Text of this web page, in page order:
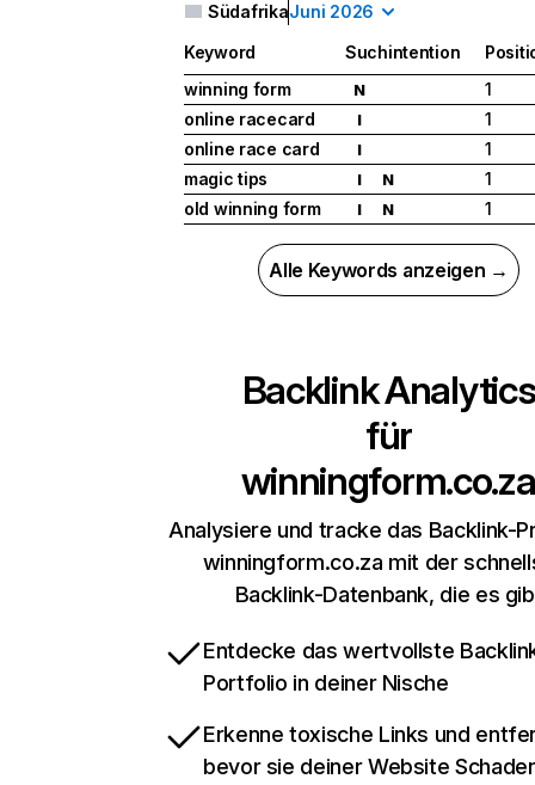
SüdafrikaJuni 2026
Keyword Suchintention
winning form
N
1
online racecard
I
1
online race card
I
1
magic tips
I N
1
old winning form
I N 1
Alle Keywords anzeigen →
Backlink Analytics
für
winningform.co.za
Analysiere und tracke das Backlink-
winningform.co.za mit der
Backlink-Datenbank, die es
Entdecke das wertvollste
Portfolio in deiner Nische
Erkenne toxische Links und
bevor sie deiner Website